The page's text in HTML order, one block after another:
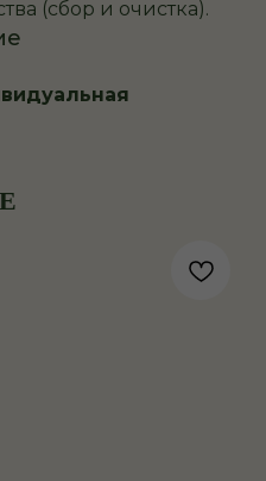
(сбор и очистка).